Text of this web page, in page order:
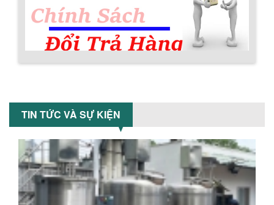
Chính sách bảo hành
TIN TỨC VÀ SỰ KIỆN
VÌ SAO DOANH NGHIỆP NÊN CHỌN MÁY
NGHIỀN MÀU SƠN Á ÂU?
Khám phá lý do doanh nghiệp nên
chọn máy nghiền màu sơn Á Âu: hiệu
CÔNG NGHIỆP GIẢM SỐC
công nghiệp giảm sốc lên đến 20%.
Tiết kiệm chi phí, nhận ngay máy
khuấy...
TỐI ƯU CHI PHÍ SẢN XUẤT VỚI MÁY TRỘN
SƠN CÔNG NGHIỆP HIỆN ĐẠI
Khám phá cách máy trộn sơn công